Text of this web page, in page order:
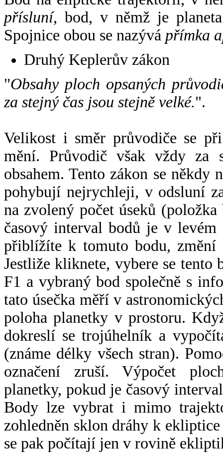
přísluní, bod, v němž je
Spojnice obou se nazývá přímka
Druhý Keplerův zákon
"Obsahy ploch opsaných
za stejný čas jsou stejně velké.".
Velikost i směr průvodiče se
mění. Průvodič však vždy za
obsahem. Tento zákon se někdy
pohybují nejrychleji, v odsluní
na zvolený počet úseků
časový interval bodů je v
přiblížíte k tomuto bodu,
Jestliže kliknete, vybere se tento
F1 a vybraný bod společně s
tato úsečka měří v
poloha planetky v prostoru.
dokreslí se trojúhelník a
(známe délky všech stran).
označení zruší. Výpočet
planetky, pokud je časový
Body lze vybrat i mimo
zohledněn sklon dráhy k
se pak počítají jen v rovině